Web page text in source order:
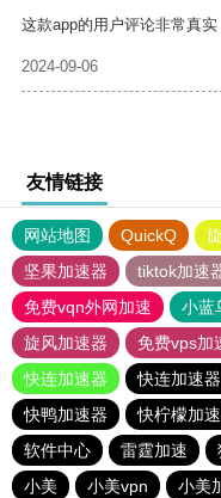
这款app的用户评论非常真实
2024-09-06
友情链接
网站地图 QuickQ
坚果加速器
tiktok加速
免费vqn外网加速
小蓝
旋风加速器
免费vps加
快连加速器
快连加速
快鸭加速器
快柠檬加
软件中心
雷霆加速
小美
小美vpn 小美